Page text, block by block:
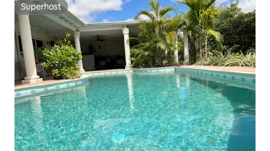
Superhost
Superhost